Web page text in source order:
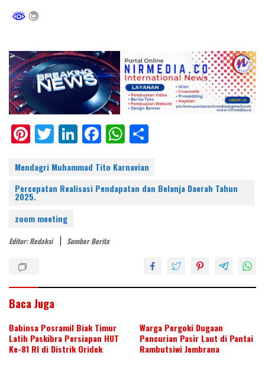
Pi
nt
er
e
st
T
w
itt
er
Li
n
k
e
F
ac
e
b
k
W
h
at
s e
Mendagri Muhammad Tito Karnavian
Percepatan Realisasi Pendapatan dan Belanja Daerah Tahun
2025.
zoom meeting
Editor: Redaksi Sumber Berita
Baca Juga
Babinsa Posramil Biak Timur
Latih Paskibra Persiapan HUT
Ke-81 RI di Distrik Oridek
Warga Pergoki Dugaan
Pencurian Pasir Laut di Pantai
Rambutsiwi Jembrana